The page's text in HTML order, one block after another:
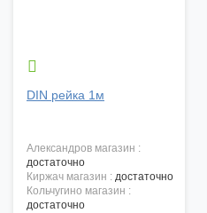

DIN рейка 1м
александров магазин :
достаточно
киржач магазин : достаточно
кольчугино магазин :
достаточно